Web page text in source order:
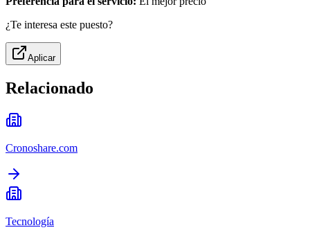
¿Te interesa este puesto?
Aplicar
Relacionado
Cronoshare.com
Tecnología